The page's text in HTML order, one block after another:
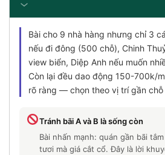
Bài cho 9 nhà hàng nhưng chỉ 3
nếu đi đông (500 chỗ), Chinh
view biển, Diệp Anh nếu muốn
Còn lại đều dao động 150-700k/
rõ ràng — chọn theo vị trí gần chỗ
Tránh bãi A và B là sống còn
Bài nhấn mạnh: quán gần bãi
tươi mà giá cắt cổ. Đây là lời